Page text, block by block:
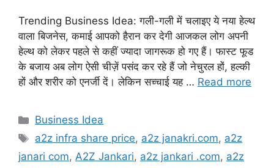
Trending Business Idea: गली-गली में चलाइए ये नया हेल्थ
वाला बिजनेस, कमाई आपको हैरान कर देगी आजकल लोग अपनी
हेल्थ को लेकर पहले से कहीं ज्यादा जागरूक हो गए हैं। फास्ट फूड
के बजाय अब लोग ऐसी चीज़ें पसंद कर रहे हैं जो नेचुरल हों, हल्की
हों और शरीर को एनर्जी दें। लेकिन सच्चाई यह … Read more
Categories
Business Idea
Tags
a2z infra share price, a2z janakri.com, a2z
janari com, A2Z Jankari, a2z jankari .com, a2z